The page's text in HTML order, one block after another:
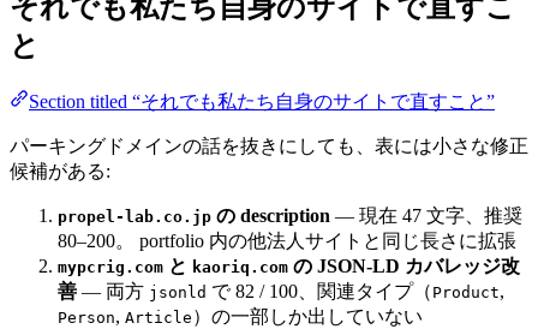
それでも私たち自身のサイトで直すこ
と
Section titled “それでも私たち自身のサイトで直すこと”
パーキングドメインの話を抜きにしても、表には小さな修正
候補がある:
propel-lab.co.jp の description — 現在 47 文字、推奨
80–200。 portfolio 内の他法人サイトと同じ長さに拡張
mypcrig.com と kaoriq.com の JSON-LD カバレッジ改
善 — 両方 jsonld で 82 / 100、関連タイプ（ Product,
Person, Article ）の一部しか出していない